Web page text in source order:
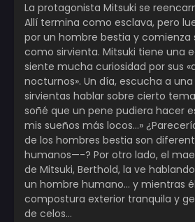
La protagonista Mitsuki se
Allí termina como esclava, pero
por un hombre bestia y comienza
como sirvienta. Mitsuki tiene una
siente mucha curiosidad por sus
nocturnos». Un día, escucha a
sirvientas hablar sobre cierto
soñé que un pene pudiera hacer
mis sueños más locos…»
de los hombres bestia son
humanos—-? Por otro lado, el
de Mitsuki, Berthold, la ve
un hombre humano… y mientras
compostura exterior tranquila y
de celos…